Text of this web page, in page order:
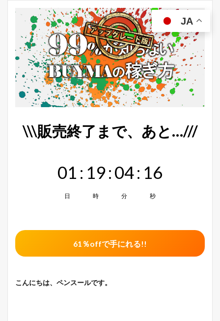
\\\販売終了まで、あと…///
01
日
: 19
時
:04
分
: 15
秒
61％offで手にれる!!
こんにちは、ペンスールです。
JA